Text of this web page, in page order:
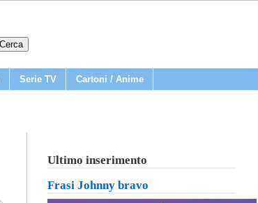
Serie TV Cartoni / Anime
Ultimo inserimento
Frasi Johnny bravo